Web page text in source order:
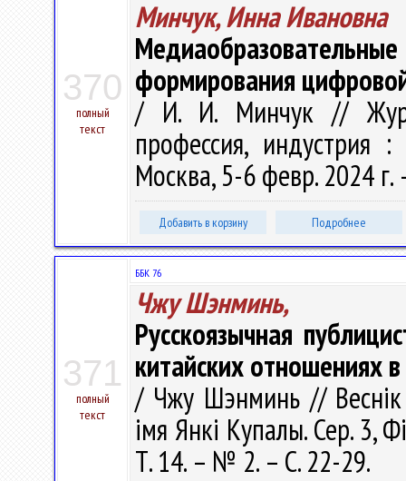
370
полный
текст
Минчук, Инна Ивановна
формирования
/ И. И. Минчук //
профессия, индустрия
Москва, 5-6 февр. 2024
Добавить в корзину Подробнее
371
полный
текст
ББК 76
Чжу Шэнминь,
Русскоязычная
китайских отношениях
/ Чжу Шэнминь // Веснік
імя Янкі Купалы. Сер. 3,
Т. 14. – № 2. – С. 22-29.